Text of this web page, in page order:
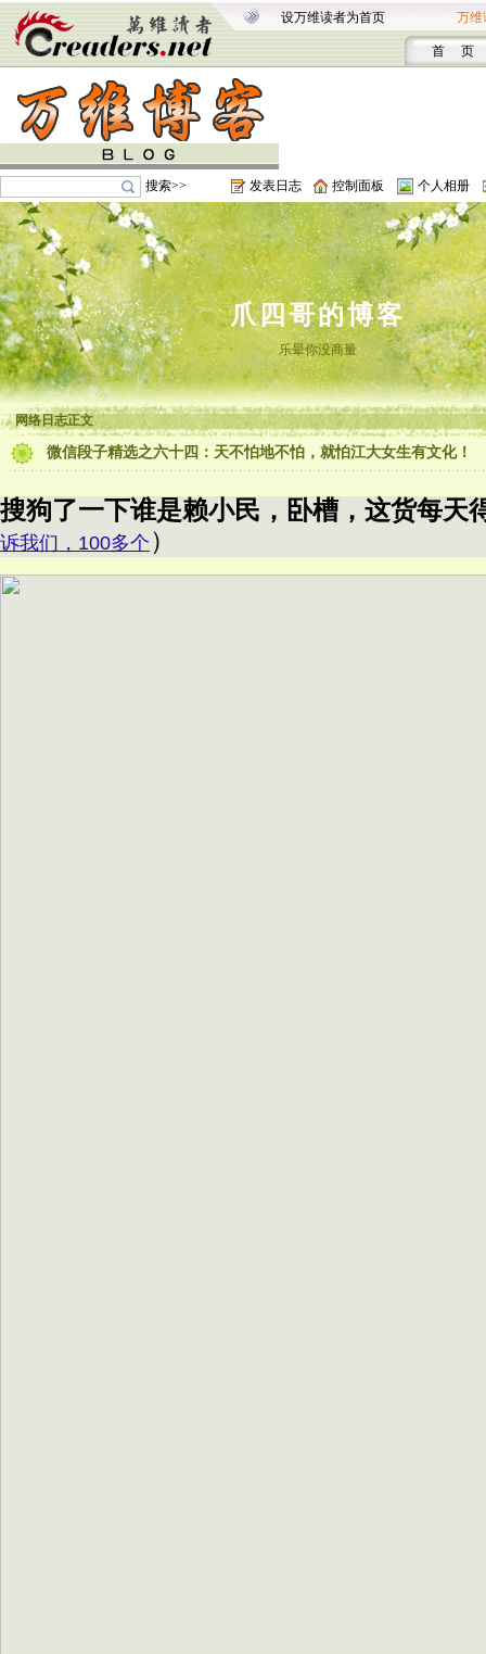
设万维读者为首页 万维
首 页
搜索>> 发表日志 控制面板 个人相册
爪四哥的博客
乐晕你没商量
网络日志正文
微信段子精选之六十四：天不怕地不怕，就怕江大女生有文化！
搜狗了一下谁是赖小民，卧槽，这货每天
诉我们，100多个 ）